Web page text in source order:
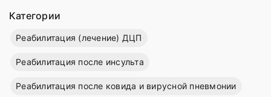
Категории
Реабилитация (лечение) ДЦП
Реабилитация после инсульта
Реабилитация после ковида и вирусной пневмонии